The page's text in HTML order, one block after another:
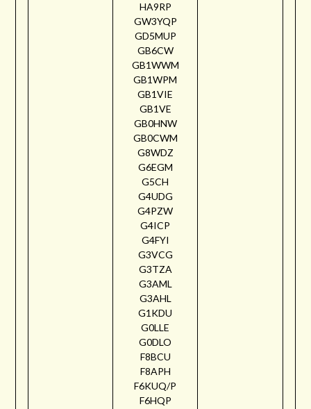
HA9RP
GW3YQP
GD5MUP
GB6CW
GB1WWM
GB1WPM
GB1VIE
GB1VE
GB0HNW
GB0CWM
G8WDZ
G6EGM
G5CH
G4UDG
G4PZW
G4ICP
G4FYI
G3VCG
G3TZA
G3AML
G3AHL
G1KDU
G0LLE
G0DLO
F8BCU
F8APH
F6KUQ/P
F6HQP